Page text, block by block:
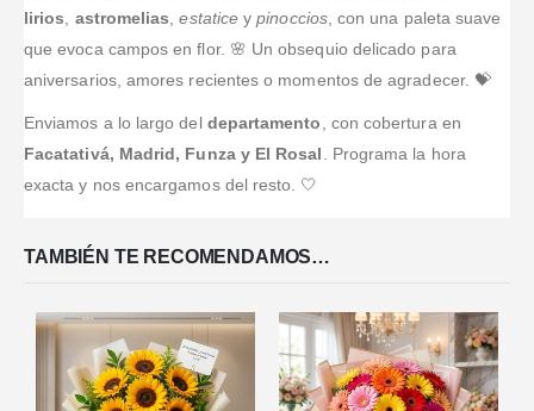
lirios
astromelias ,estatice ypinoccios, con una paleta suave
que evoca campos en flor. 🌸 Un obsequio delicado para
aniversarios, amores recientes o momentos de agradecer. 💝
Enviamos a lo largo del departamento , con cobertura en
Facatativá, Madrid, Funza y El Rosal . Programa la hora
exacta y nos encargamos del resto. 🤍
TAMBIÉN TE RECOMENDAMOS…